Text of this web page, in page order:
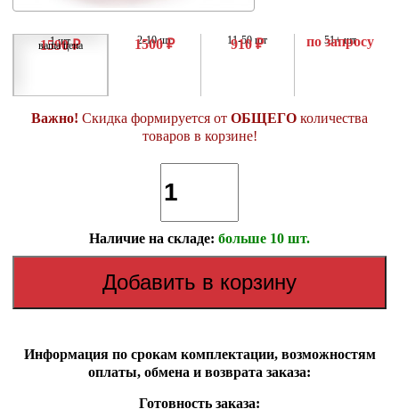
1 шт
1590 ₽
ваша цена 2-10 шт
1500 ₽ 11-50 шт
910 ₽ 51+ шт
по запросу
Важно! Скидка формируется от ОБЩЕГО количества
товаров в корзине!
Наличие на складе: больше 10 шт.
Информация по срокам комплектации, возможностям
оплаты, обмена и возврата заказа:
Готовность заказа: